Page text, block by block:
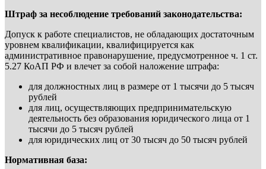
Штраф за несоблюдение требований законодательства:
Допуск к работе специалистов, не обладающих достаточным
уровнем квалификации, квалифицируется как
административное правонарушение, предусмотренное ч. 1 ст.
5.27 КоАП РФ и влечет за собой наложение штрафа:
для должностных лиц в размере от 1 тысячи до 5 тысяч
рублей
для лиц, осуществляющих предпринимательскую
деятельность без образования юридического лица от 1
тысячи до 5 тысяч рублей
для юридических лиц от 30 тысяч до 50 тысяч рублей
Нормативная база: